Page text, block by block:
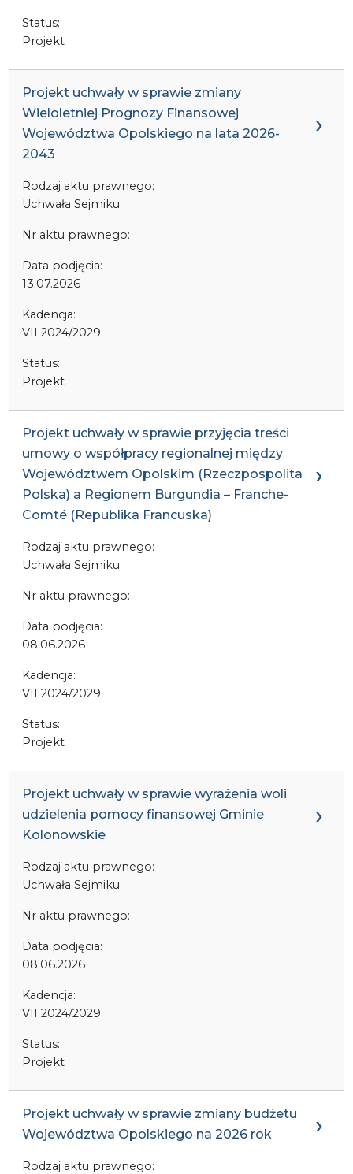
Status:
Projekt
Projekt uchwały w sprawie zmiany
Wieloletniej Prognozy Finansowej
Województwa Opolskiego na lata 2026-
2043
Rodzaj aktu prawnego:
Uchwała Sejmiku
Nr aktu prawnego:
Data podjęcia:
13.07.2026
Kadencja:
VII 2024/2029
Status:
Projekt
Projekt uchwały w sprawie przyjęcia treści
umowy o współpracy regionalnej między
Województwem Opolskim (Rzeczpospolita
Polska) a Regionem Burgundia – Franche-
Comté (Republika Francuska)
Rodzaj aktu prawnego:
Uchwała Sejmiku
Nr aktu prawnego:
Data podjęcia:
08.06.2026
Kadencja:
VII 2024/2029
Status:
Projekt
Projekt uchwały w sprawie wyrażenia woli
udzielenia pomocy finansowej Gminie
Kolonowskie
Rodzaj aktu prawnego:
Uchwała Sejmiku
Nr aktu prawnego:
Data podjęcia:
08.06.2026
Kadencja:
VII 2024/2029
Status:
Projekt
Projekt uchwały w sprawie zmiany budżetu
Województwa Opolskiego na 2026 rok
Rodzaj aktu prawnego: